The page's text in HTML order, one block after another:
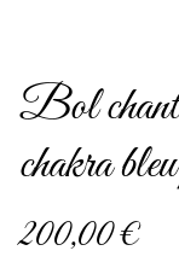
Bol
chakra
200,00 €